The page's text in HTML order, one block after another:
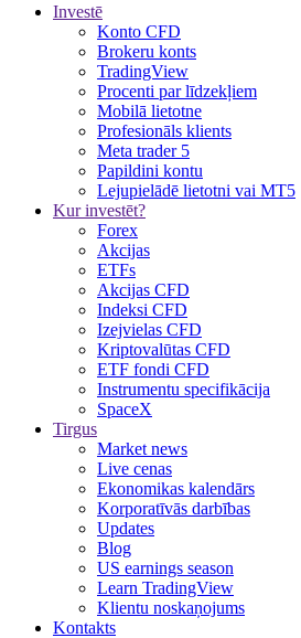
Investē
Konto CFD
Brokeru konts
TradingView
Procenti par līdzekļiem
Mobilā lietotne
Profesionāls klients
Meta trader 5
Papildini kontu
Lejupielādē lietotni vai MT5
Kur investēt?
Forex
Akcijas
ETFs
Akcijas CFD
Indeksi CFD
Izejvielas CFD
Kriptovalūtas CFD
ETF fondi CFD
Instrumentu specifikācija
SpaceX
Tirgus
Market news
Live cenas
Ekonomikas kalendārs
Korporatīvās darbības
Updates
Blog
US earnings season
Learn TradingView
Klientu noskaņojums
Kontakts